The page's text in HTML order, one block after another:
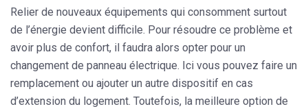
Relier de nouveaux équipements qui consomment surtout
de l’énergie devient difficile. Pour résoudre ce problème et
avoir plus de confort, il faudra alors opter pour un
changement de panneau électrique. Ici vous pouvez faire un
remplacement ou ajouter un autre dispositif en cas
d’extension du logement. Toutefois, la meilleure option de